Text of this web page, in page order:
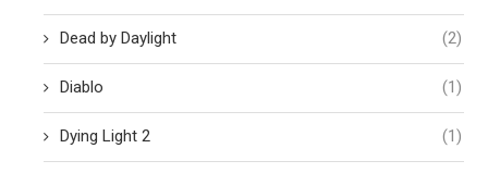
Dead by Daylight (2)
Diablo (1)
Dying Light 2 (1)